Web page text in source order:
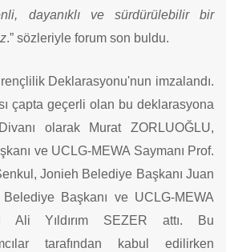
dayanıklı ve sürdürülebilir bir
.” sözleriyle forum son buldu.
Deklarasyonu'nun imzalandı.
çapta geçerli olan bu deklarasyona
olarak Murat ZORLUOĞLU,
ve UCLG-MEWA Saymanı Prof.
Jonieh Belediye Başkanı Juan
Başkanı ve UCLG-MEWA
Ali Yıldırım SEZER attı. Bu
tarafından kabul edilirken